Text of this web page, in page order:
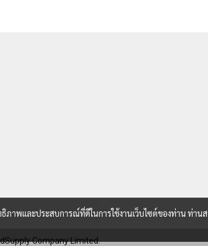
Company Limited.
ภาพและประสบการณ์ที่ดีในการใช้งานเว็บไซต์ของท่าน ท่าน